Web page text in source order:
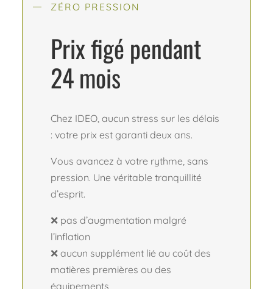
ZÉRO PRESSION
Prix figé pendant
24 mois
Chez IDEO, aucun stress sur les délais
: votre prix est garanti deux ans.
Vous avancez à votre rythme, sans
pression. Une véritable tranquillité
d’esprit.
❌ pas d’augmentation malgré
l’inflation
❌ aucun supplément lié au coût des
matières premières ou des
équipements